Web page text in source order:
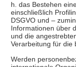
h. das Bestehen
einschließlich
DSGVO und –
Informationen über
und die
Verarbeitung für die
Werden